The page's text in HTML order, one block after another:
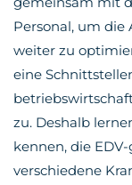
To
Work"
für
Personal, um
weiter zu
eine
zu. Deshalb
kennen, die
verschiedene